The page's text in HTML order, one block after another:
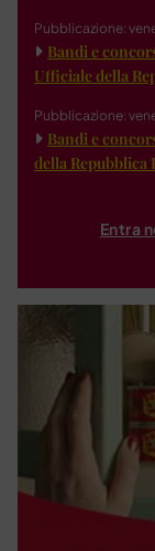
Pubblicazione:
Bandi e
Ufficiale della
Pubblicazione:
Bandi e
della Repubblica
Entra